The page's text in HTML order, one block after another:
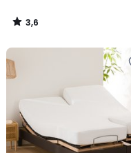
3,6
/